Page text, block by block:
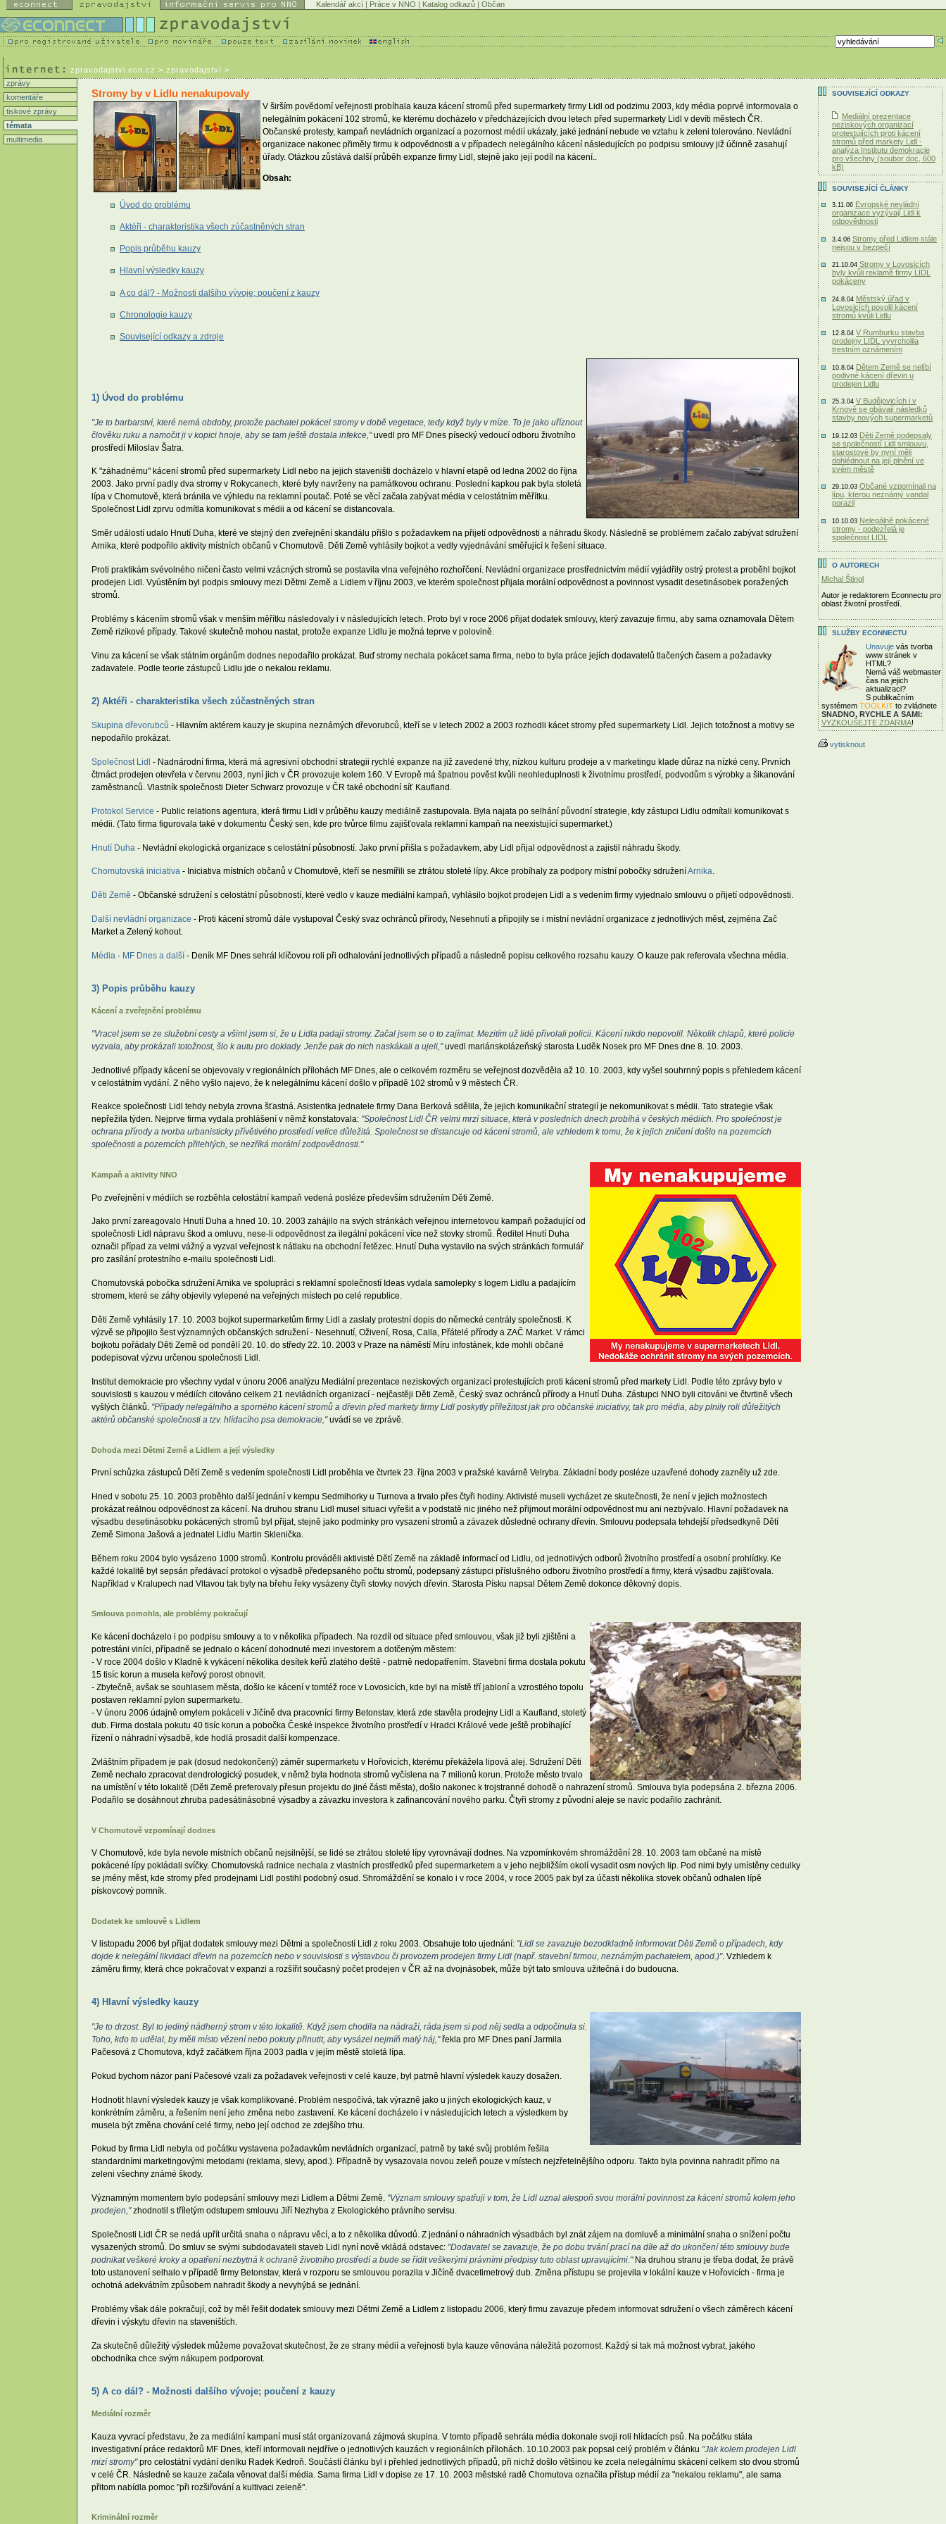
Kalendář akcí | Práce v NNO | Katalog odkazů | Občan
zpravodajstvi.ecn.cz > zpravodajství >
zprávy
komentáře
tiskové zprávy
témata
multimedia
Stromy by v Lidlu nenakupovaly
V širším povědomí veřejnosti probíhala kauza kácení stromů před supermarkety firmy Lidl od podzimu 2003, kdy média poprvé informovala o
nelegálním pokácení 102 stromů, ke kterému docházelo v předcházejících dvou letech před supermarkety Lidl v devíti městech ČR.
Občanské protesty, kampaň nevládních organizací a pozornost médií ukázaly, jaké jednání nebude ve vztahu k zeleni tolerováno. Nevládní
organizace nakonec přiměly firmu k odpovědnosti a v případech nelegálního kácení následujících po podpisu smlouvy již účinně zasahují
úřady. Otázkou zůstává další průběh expanze firmy Lidl, stejně jako její podíl na kácení..
Obsah:
Úvod do problému
Aktéři - charakteristika všech zúčastněných stran
Popis průběhu kauzy
Hlavní výsledky kauzy
A co dál? - Možnosti dalšího vývoje; poučení z kauzy
Chronologie kauzy
Související odkazy a zdroje
1) Úvod do problému
"Je to barbarství, které nemá obdoby, protože pachatel pokácel stromy v době vegetace, tedy když byly v míze. To je jako uříznout
člověku ruku a namočit ji v kopici hnoje, aby se tam ještě dostala infekce,"uvedl pro MF Dnes písecký vedoucí odboru životního
prostředí Miloslav Šatra.
K "záhadnému" kácení stromů před supermarkety Lidl nebo na jejich staveništi docházelo v hlavní etapě od ledna 2002 do října
2003. Jako první padly dva stromy v Rokycanech, které byly navrženy na památkovou ochranu. Poslední kapkou pak byla stoletá
lípa v Chomutově, která bránila ve výhledu na reklamní poutač. Poté se věcí začala zabývat média v celostátním měřítku.
Společnost Lidl zprvu odmítla komunikovat s médii a od kácení se distancovala.
Směr událostí udalo Hnutí Duha, které ve stejný den zveřejnění skandálu přišlo s požadavkem na přijetí odpovědnosti a náhradu škody. Následně se problémem začalo zabývat sdružení
Arnika, které podpořilo aktivity místních občanů v Chomutově. Děti Země vyhlásily bojkot a vedly vyjednávání směřující k řešení situace.
Proti praktikám svévolného ničení často velmi vzácných stromů se postavila vlna veřejného rozhořčení. Nevládní organizace prostřednictvím médií vyjádřily ostrý protest a proběhl bojkot
prodejen Lidl. Vyústěním byl podpis smlouvy mezi Dětmi Země a Lidlem v říjnu 2003, ve kterém společnost přijala morální odpovědnost a povinnost vysadit desetinásobek poražených
stromů.
Problémy s kácením stromů však v menším měřítku následovaly i v následujících letech. Proto byl v roce 2006 přijat dodatek smlouvy, který zavazuje firmu, aby sama oznamovala Dětem
Země rizikové případy. Takové skutečně mohou nastat, protože expanze Lidlu je možná teprve v polovině.
Vinu za kácení se však státním orgánům dodnes nepodařilo prokázat. Buď stromy nechala pokácet sama firma, nebo to byla práce jejích dodavatelů tlačených časem a požadavky
zadavatele. Podle teorie zástupců Lidlu jde o nekalou reklamu.
2) Aktéři - charakteristika všech zúčastněných stran
Skupina dřevorubců - Hlavním aktérem kauzy je skupina neznámých dřevorubců, kteří se v letech 2002 a 2003 rozhodli kácet stromy před supermarkety Lidl. Jejich totožnost a motivy se
nepodařilo prokázat.
Společnost Lidl - Nadnárodní firma, která má agresivní obchodní strategii rychlé expanze na již zavedené trhy, nízkou kulturu prodeje a v marketingu klade důraz na nízké ceny. Prvních
čtrnáct prodejen otevřela v červnu 2003, nyní jich v ČR provozuje kolem 160. V Evropě má špatnou pověst kvůli neohleduplnosti k životnímu prostředí, podvodům s výrobky a šikanování
zaměstnanců. Vlastník společnosti Dieter Schwarz provozuje v ČR také obchodní síť Kaufland.
Protokol Service - Public relations agentura, která firmu Lidl v průběhu kauzy mediálně zastupovala. Byla najata po selhání původní strategie, kdy zástupci Lidlu odmítali komunikovat s
médii. (Tato firma figurovala také v dokumentu Český sen, kde pro tvůrce filmu zajišťovala reklamní kampaň na neexistující supermarket.)
Hnutí Duha - Nevládní ekologická organizace s celostátní působností. Jako první přišla s požadavkem, aby Lidl přijal odpovědnost a zajistil náhradu škody.
Chomutovská iniciativa - Iniciativa místních občanů v Chomutově, kteří se nesmířili se ztrátou stoleté lípy. Akce probíhaly za podpory místní pobočky sdruženíArnika.
Děti Země - Občanské sdružení s celostátní působností, které vedlo v kauze mediální kampaň, vyhlásilo bojkot prodejen Lidl a s vedením firmy vyjednalo smlouvu o přijetí odpovědnosti.
Další nevládní organizace - Proti kácení stromů dále vystupoval Český svaz ochránců přírody, Nesehnutí a připojily se i místní nevládní organizace z jednotlivých měst, zejména Zač
Market a Zelený kohout.
Média - MF Dnes a další - Deník MF Dnes sehrál klíčovou roli při odhalování jednotlivých případů a následně popisu celkového rozsahu kauzy. O kauze pak referovala všechna média.
3) Popis průběhu kauzy
Kácení a zveřejnění problému
"Vracel jsem se ze služební cesty a všiml jsem si, že u Lidla padají stromy. Začal jsem se o to zajímat. Mezitím už lidé přivolali policii. Kácení nikdo nepovolil. Několik chlapů, které policie
vyzvala, aby prokázali totožnost, šlo k autu pro doklady. Jenže pak do nich naskákali a ujeli,"uvedl mariánskolázeňský starosta Luděk Nosek pro MF Dnes dne 8. 10. 2003.
Jednotlivé případy kácení se objevovaly v regionálních přílohách MF Dnes, ale o celkovém rozměru se veřejnost dozvěděla až 10. 10. 2003, kdy vyšel souhrnný popis s přehledem kácení
v celostátním vydání. Z něho vyšlo najevo, že k nelegálnímu kácení došlo v případě 102 stromů v 9 městech ČR.
Reakce společnosti Lidl tehdy nebyla zrovna šťastná. Asistentka jednatele firmy Dana Berková sdělila, že jejich komunikační strategií je nekomunikovat s médii. Tato strategie však
nepřežila týden. Nejprve firma vydala prohlášení v němž konstatovala: "Společnost Lidl ČR velmi mrzí situace, která v posledních dnech probíhá v českých médiích. Pro společnost je
ochrana přírody a tvorba urbanisticky přívětivého prostředí velice důležitá. Společnost se distancuje od kácení stromů, ale vzhledem k tomu, že k jejich zničení došlo na pozemcích
společnosti a pozemcích přilehlých, se nezříká morální zodpovědnosti."
Kampaň a aktivity NNO
Po zveřejnění v médiích se rozběhla celostátní kampaň vedená posléze především sdružením Děti Země.
Jako první zareagovalo Hnutí Duha a hned 10. 10. 2003 zahájilo na svých stránkách veřejnou internetovou kampaň požadující od
společnosti Lidl nápravu škod a omluvu, nese-li odpovědnost za ilegální pokácení více než stovky stromů. Ředitel Hnutí Duha
označil případ za velmi vážný a vyzval veřejnost k nátlaku na obchodní řetězec. Hnutí Duha vystavilo na svých stránkách formulář
pro zasílání protestního e-mailu společnosti Lidl.
Chomutovská pobočka sdružení Arnika ve spolupráci s reklamní společností Ideas vydala samolepky s logem Lidlu a padajícím
stromem, které se záhy objevily vylepené na veřejných místech po celé republice.
Děti Země vyhlásily 17. 10. 2003 bojkot supermarketům firmy Lidl a zaslaly protestní dopis do německé centrály společnosti. K
výzvě se připojilo šest významných občanských sdružení - Nesehnutí, Oživení, Rosa, Calla, Přátelé přírody a ZAČ Market. V rámci
bojkotu pořádaly Děti Země od pondělí 20. 10. do středy 22. 10. 2003 v Praze na náměstí Míru infostánek, kde mohli občané
podepisovat výzvu určenou společnosti Lidl.
Institut demokracie pro všechny vydal v únoru 2006 analýzu Mediální prezentace neziskových organizací protestujících proti kácení stromů před markety Lidl. Podle této zprávy bylo v
souvislosti s kauzou v médiích citováno celkem 21 nevládních organizací - nejčastěji Děti Země, Český svaz ochránců přírody a Hnutí Duha. Zástupci NNO byli citováni ve čtvrtině všech
vyšlých článků. "Případy nelegálního a sporného kácení stromů a dřevin před markety firmy Lidl poskytly příležitost jak pro občanské iniciativy, tak pro média, aby plnily roli důležitých
aktérů občanské společnosti a tzv. hlídacího psa demokracie,"uvádí se ve zprávě.
Dohoda mezi Dětmi Země a Lidlem a její výsledky
První schůzka zástupců Dětí Země s vedením společnosti Lidl proběhla ve čtvrtek 23. října 2003 v pražské kavárně Velryba. Základní body posléze uzavřené dohody zazněly už zde.
Hned v sobotu 25. 10. 2003 proběhlo další jednání v kempu Sedmihorky u Turnova a trvalo přes čtyři hodiny. Aktivisté museli vycházet ze skutečnosti, že není v jejich možnostech
prokázat reálnou odpovědnost za kácení. Na druhou stranu Lidl musel situaci vyřešit a v podstatě nic jiného než přijmout morální odpovědnost mu ani nezbývalo. Hlavní požadavek na
výsadbu desetinásobku pokácených stromů byl přijat, stejně jako podmínky pro vysazení stromů a závazek důsledné ochrany dřevin. Smlouvu podepsala tehdejší předsedkyně Dětí
Země Simona Jašová a jednatel Lidlu Martin Sklenička.
Během roku 2004 bylo vysázeno 1000 stromů. Kontrolu prováděli aktivisté Dětí Země na základě informací od Lidlu, od jednotlivých odborů životního prostředí a osobní prohlídky. Ke
každé lokalitě byl sepsán předávací protokol o výsadbě předepsaného počtu stromů, podepsaný zástupci příslušného odboru životního prostředí a firmy, která výsadbu zajišťovala.
Například v Kralupech nad Vltavou tak byly na břehu řeky vysázeny čtyři stovky nových dřevin. Starosta Písku napsal Dětem Země dokonce děkovný dopis.
Smlouva pomohla, ale problémy pokračují
Ke kácení docházelo i po podpisu smlouvy a to v několika případech. Na rozdíl od situace před smlouvou, však již byli zjištěni a
potrestáni viníci, případně se jednalo o kácení dohodnuté mezi investorem a dotčeným městem:
- V roce 2004 došlo v Kladně k vykácení několika desítek keřů zlatého deště - patrně nedopatřením. Stavební firma dostala pokutu
15 tisíc korun a musela keřový porost obnovit.
- Zbytečně, avšak se souhlasem města, došlo ke kácení v tomtéž roce v Lovosicích, kde byl na místě tří jabloní a vzrostlého topolu
postaven reklamní pylon supermarketu.
- V únoru 2006 údajně omylem pokáceli v Jičíně dva pracovníci firmy Betonstav, která zde stavěla prodejny Lidl a Kaufland, stoletý
dub. Firma dostala pokutu 40 tisíc korun a pobočka České inspekce životního prostředí v Hradci Králové vede ještě probíhající
řízení o náhradní výsadbě, kde hodlá prosadit další kompenzace.
Zvláštním případem je pak (dosud nedokončený) záměr supermarketu v Hořovicích, kterému překážela lipová alej. Sdružení Děti
Země nechalo zpracovat dendrologický posudek, v němž byla hodnota stromů vyčíslena na 7 milionů korun. Protože město trvalo
na umístění v této lokalitě (Děti Země preferovaly přesun projektu do jiné části města), došlo nakonec k trojstranné dohodě o nahrazení stromů. Smlouva byla podepsána 2. března 2006.
Podařilo se dosáhnout zhruba padesátinásobné výsadby a závazku investora k zafinancování nového parku. Čtyři stromy z původní aleje se navíc podařilo zachránit.
V Chomutově vzpomínají dodnes
V Chomutově, kde byla nevole místních občanů nejsilnější, se lidé se ztrátou stoleté lípy vyrovnávají dodnes. Na vzpomínkovém shromáždění 28. 10. 2003 tam občané na místě
pokácené lípy pokládali svíčky. Chomutovská radnice nechala z vlastních prostředků před supermarketem a v jeho nejbližším okolí vysadit osm nových lip. Pod nimi byly umístěny cedulky
se jmény měst, kde stromy před prodejnami Lidl postihl podobný osud. Shromáždění se konalo i v roce 2004, v roce 2005 pak byl za účasti několika stovek občanů odhalen lípě
pískovcový pomník.
Dodatek ke smlouvě s Lidlem
V listopadu 2006 byl přijat dodatek smlouvy mezi Dětmi a společností Lidl z roku 2003. Obsahuje toto ujednání: "Lidl se zavazuje bezodkladně informovat Děti Země o případech, kdy
dojde k nelegální likvidaci dřevin na pozemcích nebo v souvislosti s výstavbou či provozem prodejen firmy Lidl (např. stavební firmou, neznámým pachatelem, apod.)". Vzhledem k
záměru firmy, která chce pokračovat v expanzi a rozšířit současný počet prodejen v ČR až na dvojnásobek, může být tato smlouva užitečná i do budoucna.
4) Hlavní výsledky kauzy
"Je to drzost. Byl to jediný nádherný strom v této lokalitě. Když jsem chodila na nádraží, ráda jsem si pod něj sedla a odpočinula si.
Toho, kdo to udělal, by měli místo vězení nebo pokuty přinutit, aby vysázel nejmíň malý háj,"řekla pro MF Dnes paní Jarmila
Pačesová z Chomutova, když začátkem října 2003 padla v jejím městě stoletá lípa.
Pokud bychom názor paní Pačesové vzali za požadavek veřejnosti v celé kauze, byl patrně hlavní výsledek kauzy dosažen.
Hodnotit hlavní výsledek kauzy je však komplikované. Problém nespočívá, tak výrazně jako u jiných ekologických kauz, v
konkrétním záměru, a řešením není jeho změna nebo zastavení. Ke kácení docházelo i v následujících letech a výsledkem by
musela být změna chování celé firmy, nebo její odchod ze zdejšího trhu.
Pokud by firma Lidl nebyla od počátku vystavena požadavkům nevládních organizací, patrně by také svůj problém řešila
standardními marketingovými metodami (reklama, slevy, apod.). Případně by vysazovala novou zeleň pouze v místech nejzřetelnějšího odporu. Takto byla povinna nahradit přímo na
zeleni všechny známé škody.
Významným momentem bylo podepsání smlouvy mezi Lidlem a Dětmi Země. "Význam smlouvy spatřuji v tom, že Lidl uznal alespoň svou morální povinnost za kácení stromů kolem jeho
prodejen,"zhodnotil s tříletým odstupem smlouvu Jiří Nezhyba z Ekologického právního servisu.
Společnosti Lidl ČR se nedá upřít určitá snaha o nápravu věcí, a to z několika důvodů. Z jednání o náhradních výsadbách byl znát zájem na domluvě a minimální snaha o snížení počtu
vysazených stromů. Do smluv se svými subdodavateli staveb Lidl nyní nově vkládá odstavec: "Dodavatel se zavazuje, že po dobu trvání prací na díle až do ukončení této smlouvy bude
podnikat veškeré kroky a opatření nezbytná k ochraně životního prostředí a bude se řídit veškerými právními předpisy tuto oblast upravujícími."Na druhou stranu je třeba dodat, že právě
toto ustanovení selhalo v případě firmy Betonstav, která v rozporu se smlouvou porazila v Jičíně dvacetimetrový dub. Změna přístupu se projevila v lokální kauze v Hořovicích - firma je
ochotná adekvátním způsobem nahradit škody a nevyhýbá se jednání.
Problémy však dále pokračují, což by měl řešit dodatek smlouvy mezi Dětmi Země a Lidlem z listopadu 2006, který firmu zavazuje předem informovat sdružení o všech záměrech kácení
dřevin i výskytu dřevin na staveništích.
Za skutečně důležitý výsledek můžeme považovat skutečnost, že ze strany médií a veřejnosti byla kauze věnována náležitá pozornost. Každý si tak má možnost vybrat, jakého
obchodníka chce svým nákupem podporovat.
5) A co dál? - Možnosti dalšího vývoje; poučení z kauzy
Mediální rozměr
Kauza vyvrací představu, že za mediální kampaní musí stát organizovaná zájmová skupina. V tomto případě sehrála média dokonale svoji roli hlídacích psů. Na počátku stála
investigativní práce redaktorů MF Dnes, kteří informovali nejdříve o jednotlivých kauzách v regionálních přílohách. 10.10.2003 pak popsal celý problém v článku "Jak kolem prodejen Lidl
mizí stromy"pro celostátní vydání deníku Radek Kedroň. Součástí článku byl i přehled jednotlivých případů, při nichž došlo většinou ke zcela nelegálnímu skácení celkem sto dvou stromů
v celé ČR. Následně se kauze začala věnovat další média. Sama firma Lidl v dopise ze 17. 10. 2003 městské radě Chomutova označila přístup médií za "nekalou reklamu", ale sama
přitom nabídla pomoc "při rozšiřování a kultivaci zeleně".
Kriminální rozměr
SOUVISEJÍCÍ ODKAZY
Mediální prezentace
neziskových organizací
protestujících proti kácení
stromů před markety Lidl -
analýza Institutu demokracie
pro všechny (soubor doc, 600
kB)
SOUVISEJÍCÍ ČLÁNKY
3.11.06 Evropské nevládní
organizace vyzývají Lidl k
odpovědnosti
3.4.06 Stromy před Lidlem stále
nejsou v bezpečí
21.10.04 Stromy v Lovosicích
byly kvůli reklamě firmy LIDL
pokáceny
24.8.04 Městský úřad v
Lovosicích povolil kácení
stromů kvůli Lidlu
12.8.04 V Rumburku stavba
prodejny LIDL vyvrcholila
trestním oznámením
10.8.04 Dětem Země se nelíbí
podivné kácení dřevin u
prodejen Lidlu
25.3.04 V Budějovicích i v
Krnově se obávají následků
stavby nových supermarketů
19.12.03 Děti Země podepsaly
se společností Lidl smlouvu,
starostové by nyní měli
dohlédnout na její plnění ve
svém městě
29.10.03 Občané vzpomínali na
lípu, kterou neznámý vandal
porazil
10.10.03 Nelegálně pokácené
stromy - podezřelá je
společnost LIDL
O AUTORECH
Michal Štingl
Autor je redaktorem Econnectu pro
oblast životní prostředí.
SLUŽBY ECONNECTU
Unavuje vás tvorba
www stránek v
HTML?
Nemá váš webmaster
čas na jejich
aktualizaci?
S publikačním
systémem TOOLKIT to zvládnete
SNADNO, RYCHLE A SAMI:
VYZKOUŠEJTE ZDARMA!
vytisknout